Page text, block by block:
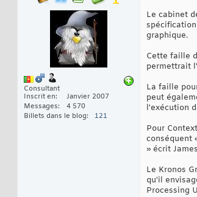
Consultant
Inscrit en
Janvier 2007
Messages
4 570
Billets dans le blog
121
Le cabinet
graphique.
Cette faille
permettrait
La faille
peut
l'exécution
Pour
conséquent
» écrit
Le Kronos
qu'il
Processing